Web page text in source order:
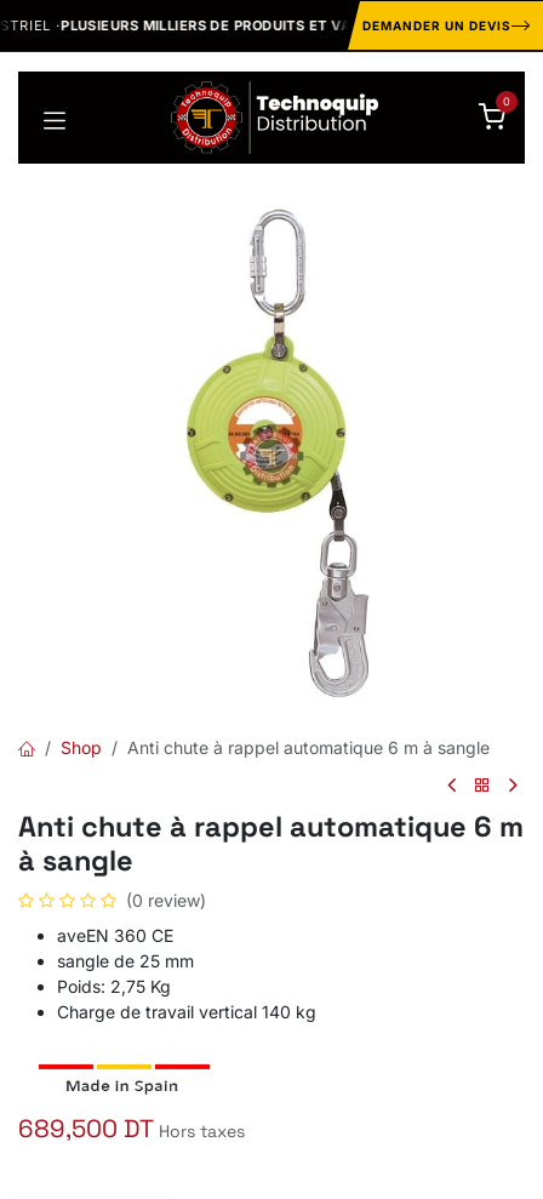
·PLUSIEURS MILLIERS DE PRODUITS ET VARIANTESDEMANDER UN DEVIS
0
Shop Anti chute à rappel automatique 6 m à sangle
Anti chute à rappel automatique 6 m
à sangle
(0 review)
aveEN 360 CE
sangle de 25 mm
Poids: 2,75 Kg
Charge de travail vertical 140 kg
689,500 DT Hors taxes